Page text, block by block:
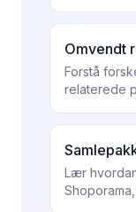
øge dit...
Omvendt
Forstå
relaterede
Lær